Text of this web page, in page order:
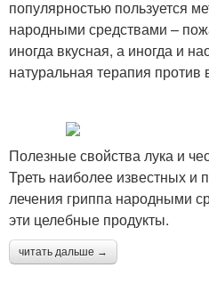
популярностью пользуется
народными средствами –
иногда вкусная, а иногда и
натуральная терапия
Полезные свойства лука и
Треть наиболее известных и
лечения гриппа народными
эти целебные продукты.
читать дальше →